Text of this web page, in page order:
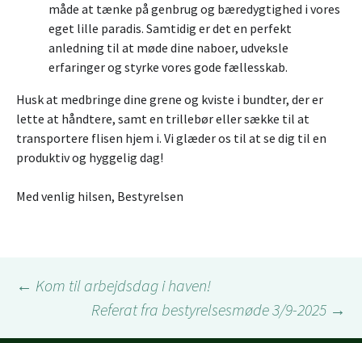
måde at tænke på genbrug og bæredygtighed i vores
eget lille paradis. Samtidig er det en perfekt
anledning til at møde dine naboer, udveksle
erfaringer og styrke vores gode fællesskab.
Husk at medbringe dine grene og kviste i bundter, der er
lette at håndtere, samt en trillebør eller sække til at
transportere flisen hjem i. Vi glæder os til at se dig til en
produktiv og hyggelig dag!
Med venlig hilsen, Bestyrelsen
Indlægsnavigation
← Kom til arbejdsdag i haven!
Referat fra bestyrelsesmøde 3/9-2025 →